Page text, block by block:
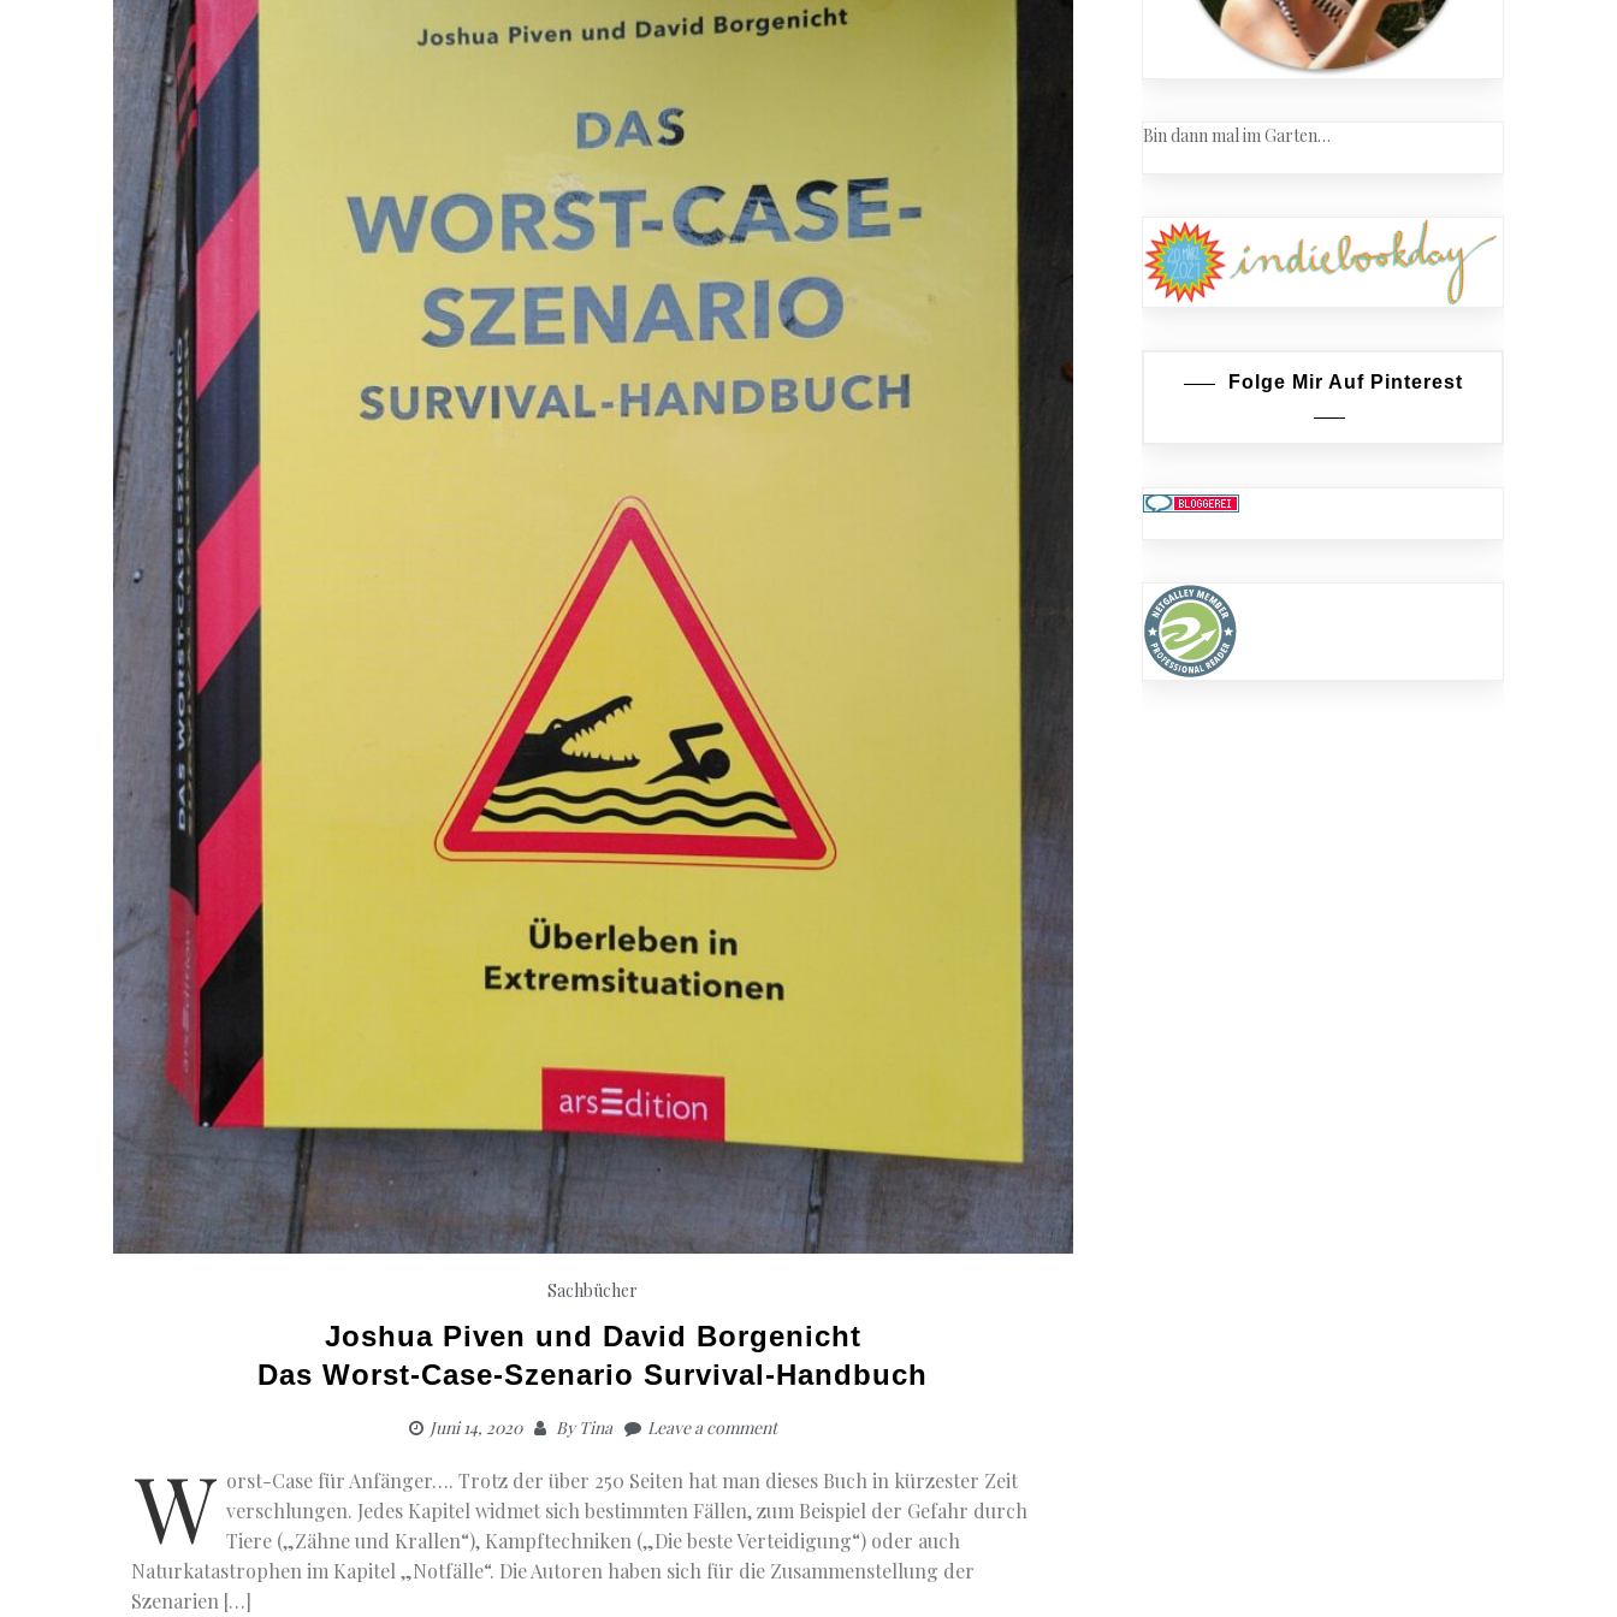
Sachbücher
Joshua Piven und David Borgenicht
Das Worst-Case-Szenario Survival-Handbuch
Juni 14, 2020 ByTina Leave a comment
W orst-Case für Anfänger…. Trotz der über 250 Seiten hat man dieses Buch in kürzester Zeit
verschlungen. Jedes Kapitel widmet sich bestimmten Fällen, zum Beispiel der Gefahr durch
Tiere („Zähne und Krallen“), Kampftechniken („Die beste Verteidigung“) oder auch
Naturkatastrophen im Kapitel „Notfälle“. Die Autoren haben sich für die Zusammenstellung der
Szenarien […]
Bin dann mal im Garten…
Folge Mir Auf Pinterest